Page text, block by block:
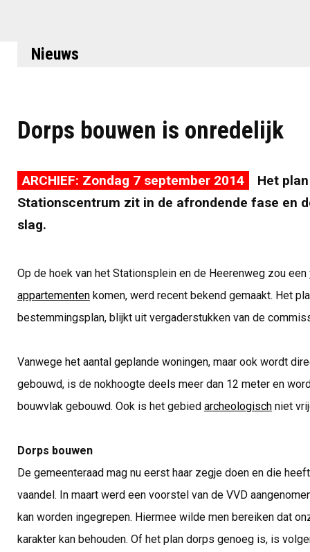
Nieuws
Dorps bouwen is onredelijk
ARCHIEF: Zondag 7 september 2014
Het
Stationscentrum zit in de afrondende fase en
slag.
Op de hoek van het Stationsplein en de Heerenweg zou een
appartementenkomen, werd recent bekend gemaakt. Het
bestemmingsplan, blijkt uit vergaderstukken van de
Vanwege het aantal geplande woningen, maar ook wordt
gebouwd, is de nokhoogte deels meer dan 12 meter en
bouwvlak gebouwd. Ook is het gebied archeologischniet
Dorps bouwen
De gemeenteraad mag nu eerst haar zegje doen en die
vaandel. In maart werd een voorstel van de VVD
kan worden ingegrepen. Hiermee wilde men bereiken dat
karakter kan behouden. Of het plan dorps genoeg is, is